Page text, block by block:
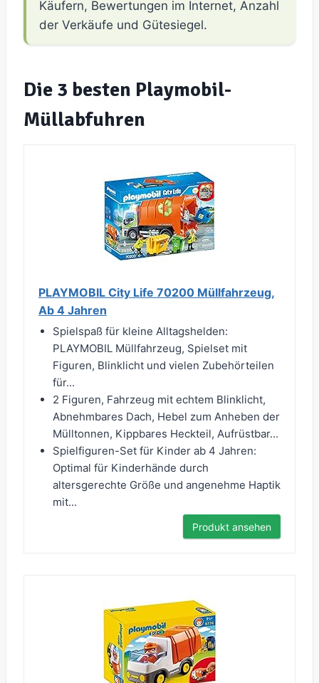
Käufern, Bewertungen im Internet, Anzahl
der Verkäufe und Gütesiegel.
Die 3 besten Playmobil-
Müllabfuhren
PLAYMOBIL City Life 70200 Müllfahrzeug,
Ab 4 Jahren
Spielspaß für kleine Alltagshelden:
PLAYMOBIL Müllfahrzeug, Spielset mit
Figuren, Blinklicht und vielen Zubehörteilen
für...
2 Figuren, Fahrzeug mit echtem Blinklicht,
Abnehmbares Dach, Hebel zum Anheben der
Mülltonnen, Kippbares Heckteil, Aufrüstbar...
Spielfiguren-Set für Kinder ab 4 Jahren:
Optimal für Kinderhände durch
altersgerechte Größe und angenehme Haptik
mit...
Produkt ansehen